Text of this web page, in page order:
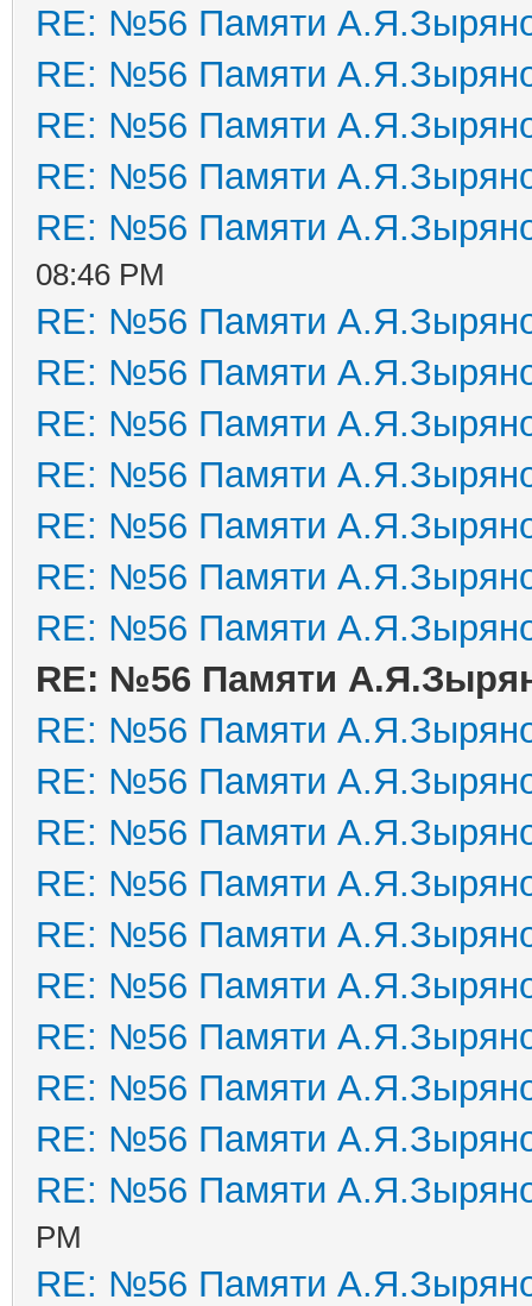
RE: №56 Памяти
RE: №56 Памяти
RE: №56 Памяти
RE: №56 Памяти
RE: №56 Памяти
08:46 PM
RE: №56 Памяти
RE: №56 Памяти
RE: №56 Памяти
RE: №56 Памяти
RE: №56 Памяти
RE: №56 Памяти
RE: №56 Памяти
RE: №56 Памяти
RE: №56 Памяти
RE: №56 Памяти
RE: №56 Памяти
RE: №56 Памяти
RE: №56 Памяти
RE: №56 Памяти
RE: №56 Памяти
RE: №56 Памяти
RE: №56 Памяти
RE: №56 Памяти
PM
RE: №56 Памяти